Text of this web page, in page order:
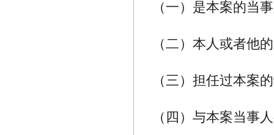
（一）是本案的当
（二）本人或者他
（三）担任过本案
（四）与本案当事